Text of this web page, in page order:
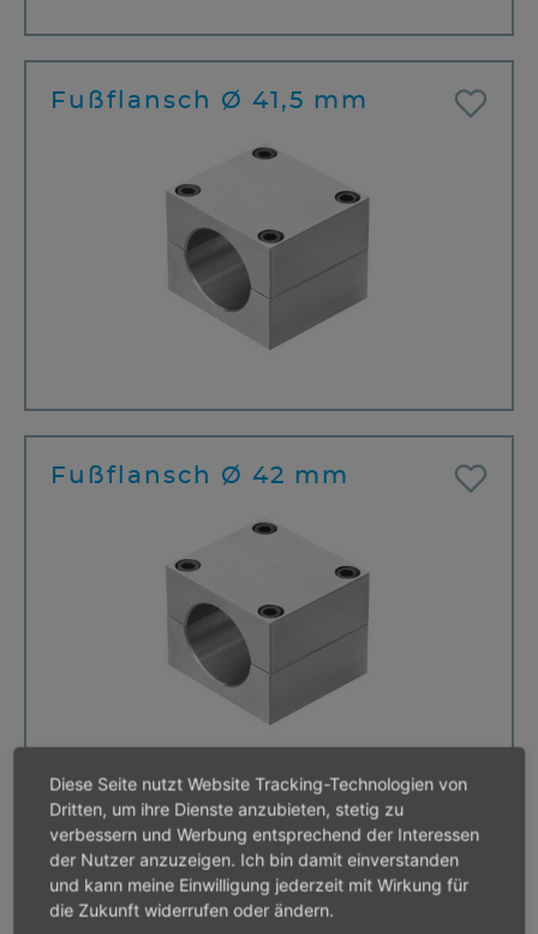
Fußflansch Ø 41,5 mm
Fußflansch Ø 42 mm
Fußflansch Ø 45 mm
Diese Seite nutzt Website Tracking-Technologien von
Dritten, um ihre Dienste anzubieten, stetig zu
verbessern und Werbung entsprechend der Interessen
der Nutzer anzuzeigen. Ich bin damit einverstanden
und kann meine Einwilligung jederzeit mit Wirkung für
die Zukunft widerrufen oder ändern.